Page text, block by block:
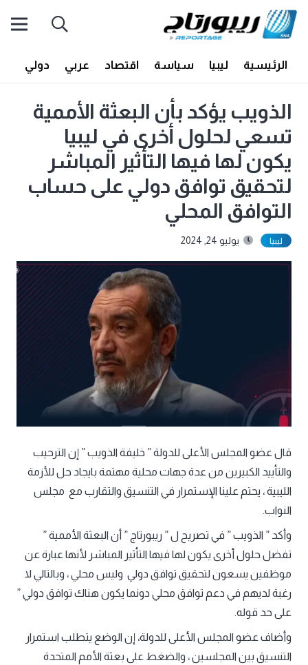
الرئيسية ليبيا سياسة اقتصاد عربي دولي
الذويب يؤكد بأن البعثة الأممية
تسعي لحلول أخرى في ليبيا
يكون لها فيها التأثير المباشر
لتحقيق توافق دولي على حساب
التوافق المحلي
ليبيا يوليو 24, 2024
قال عضو المجلس الأعلى للدولة ” خليفة الذويب ” إن الترحيب
والتأييد الكبيرين من عدة جهات محلية مهتمة بايجاد حل للأزمة
الليبية ، يحتم علينا الإستمرار في التنسيق والتقارب مع مجلس
النواب.
وأكد ” الذويب ” في تصريح ل ” ريبورتاج ” أن البعثة الأممية ”
تفضل حلول أخرى يكون لها فيها التأثير المباشر لأنها عبارة عن
موظفين يسعون لتحقيق توافق دولي وليس محلي ، وبالتالي لا
رغبة لديهم في دعم توافق محلي دونما يكون هناك توافق دولي ”
على حد قوله.
وأضاف عضو المجلس الأعلى للدولة، إن الوضع يتطلب استمرار
التنسيق بين المجلسين ، والضغط على بعثة الأمم المتحدة